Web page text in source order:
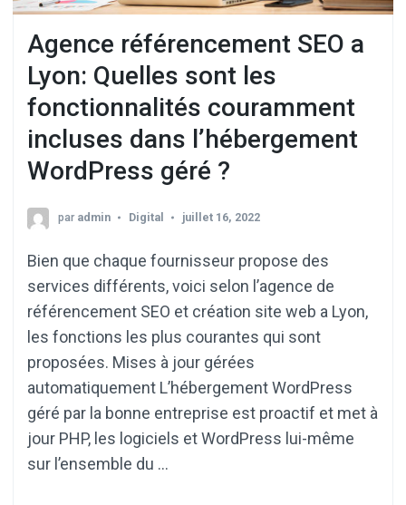
Agence référencement SEO a
Lyon: Quelles sont les
fonctionnalités couramment
incluses dans l’hébergement
WordPress géré ?
par admin Digital juillet 16, 2022
Bien que chaque fournisseur propose des
services différents, voici selon l’agence de
référencement SEO et création site web a Lyon,
les fonctions les plus courantes qui sont
proposées. Mises à jour gérées
automatiquement L’hébergement WordPress
géré par la bonne entreprise est proactif et met à
jour PHP, les logiciels et WordPress lui-même
sur l’ensemble du …